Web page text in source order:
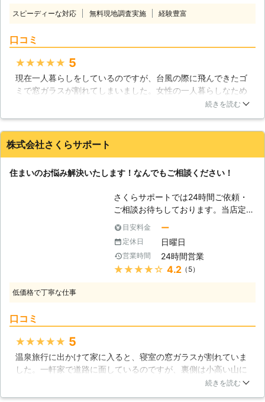
フィルムを挟み込んだ防犯ガラス、通
常のガラスを熱処理により、高い強度
討されてみてはいかがでしょうか？防
ガラスの取り付けをご提案させていた
だいております。無防備な状態である
窓に比べて、一度検討されてみてはい
かがでしょうか？ペアガラスや内窓な
どの取付についても対応させていただ
おりますので、上記以外のことでも窓
まわりのお困りごとが御座いました
ら、お気軽に当社までご一報くださ
い。ガラス修理・交換のみならず、玄
関ドアの取り付け工事などについても
対応させていただいております。経験
豊富なスタッフが迅速に現地までお伺
いし、丁寧にそして分かりやすくをモ
ットーにご説明させていただきます。
スピーディーな対応 無料現地調査実施 経験豊富
口コミ
★★★★★ 5
現在一人暮らしをしているのですが、台風の際に飛んできたゴ
ミで窓ガラスが割れてしまいました。女性の一人暮らしなため
早く修理をしたいと建物の管理会社に伝えたのですが手配まで
ど窓ガラスの在庫があったためあっという間に直してもらいま
した。高額な費用がかかると身構えていたのですが、100000
で本当に助かりました。
2016年12月16日
続きを読む
株式会社さくらサポート
住まいのお悩み解決いたします！なんでもご相談ください！
さくらサポートでは24時間ご依頼・
ご相談お待ちしております。当店定休
日はメールフォームにてお問合せいた
だけますので、どうぞご活用くださ
い。住まいの事でお悩みの方やお困り
事をお持ちでいらっしゃるという方
は、お気軽に当店までお問合せくださ
乾燥した空気が入っています。これを
することによって、通常のガラスには
ない高い断熱効果がペアガラスには期
待できるのです。中の空気の層が厚い
目安料金 ー
定休日 日曜日
営業時間 24時間営業
★★★★★ 4.2 （5）
低価格で丁寧な仕事
口コミ
★★★★★ 5
温泉旅行に出かけて家に入ると、寝室の窓ガラスが割れていま
した。一軒家で道路に面しているのですが、裏側は小高い山に
なっているため死角になっているのです。泥棒が寝室の窓ガラ
続きを読む